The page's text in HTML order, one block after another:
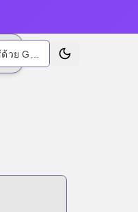
เปลี่ยนธีม